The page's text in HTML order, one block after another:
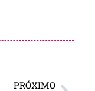
PRÓXIMO